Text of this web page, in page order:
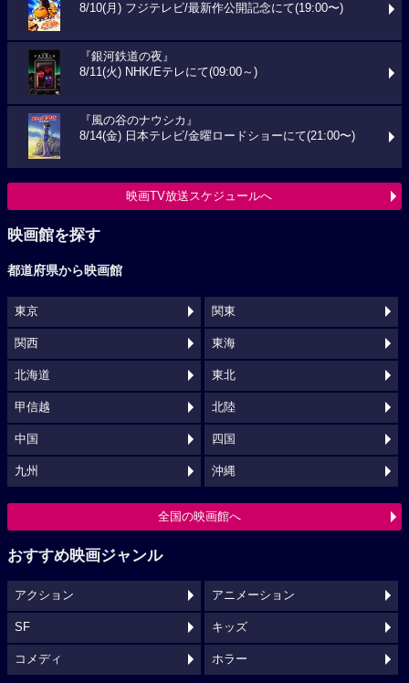
8/10(月) フジテレビ/最新作公開記念にて(19:00〜)
『銀河鉄道の夜』
8/11(火) NHK/Eテレにて(09:00～)
『風の谷のナウシカ』
8/14(金) 日本テレビ/金曜ロードショーにて(21:00〜)
映画TV放送スケジュールへ
映画館を探す
都道府県から映画館
東京 関東
関西 東海
北海道 東北
甲信越 北陸
中国 四国
九州 沖縄
全国の映画館へ
おすすめ映画ジャンル
アクション アニメーション
SF キッズ
コメディ ホラー